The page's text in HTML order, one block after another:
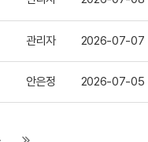
관리자 2026-07-07
안은정 2026-07-05